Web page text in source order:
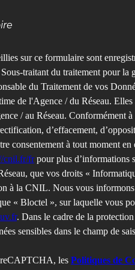
sur ce formulaire sont
traitant du traitement pour
du Traitement de vos
de l'Agence / du Réseau.
/ au Réseau. Conformément
d’effacement,
consentement à tout moment
cnil.fr/frpour plus d’informations
que vos droits «
à la CNIL. Nous vous
« Bloctel », sur laquelle vous
. Dans le cadre de la
sensibles dans le champ de
reCAPTCHA, les Politiques de